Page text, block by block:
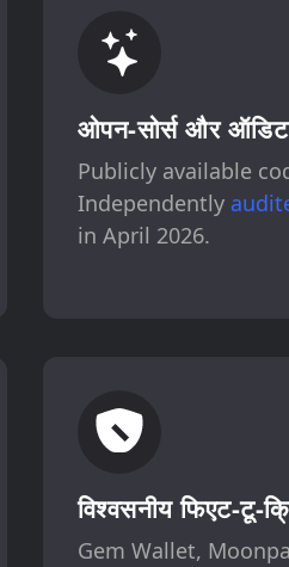
ओपन-सोर्स और
Publicly available
Independently
in April 2026.
विश्वसनीय फिएट-टू-
Gem Wallet,